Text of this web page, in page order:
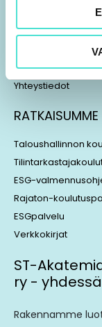
Tilaus- ja
Tilauksen peruutus
Laskutusosoitteet
Yhteystiedot
RATKAISUMME
Taloushallinnon
ESG-
Rajaton-
ESGpalvelu
Verkkokirjat
ST-
ry -
Rakennamme